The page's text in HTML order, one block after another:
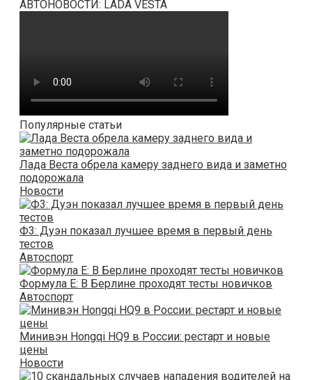
АВТОНОВОСТИ: LADA VESTA
Популярные статьи
Лада Веста обрела камеру заднего вида и заметно
подорожала
Новости
Ф3: Дуэн показал лучшее время в первый день
тестов
Автоспорт
Формула E: В Берлине проходят тесты новичков
Автоспорт
Минивэн Hongqi HQ9 в России: рестарт и новые
цены
Новости